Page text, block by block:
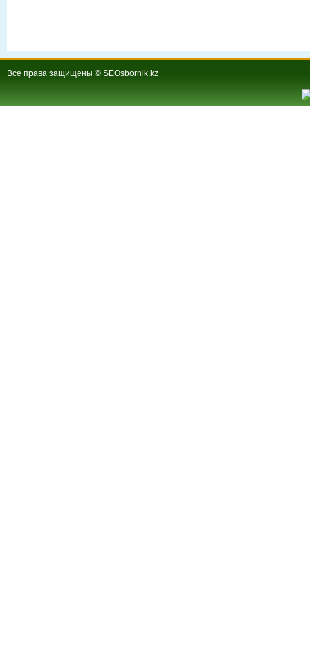
Все права защищены © SEOsbornik.kz